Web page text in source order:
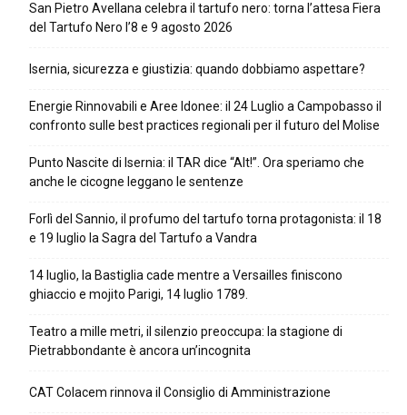
San Pietro Avellana celebra il tartufo nero: torna l’attesa Fiera
del Tartufo Nero l’8 e 9 agosto 2026
Isernia, sicurezza e giustizia: quando dobbiamo aspettare?
Energie Rinnovabili e Aree Idonee: il 24 Luglio a Campobasso il
confronto sulle best practices regionali per il futuro del Molise
Punto Nascite di Isernia: il TAR dice “Alt!”. Ora speriamo che
anche le cicogne leggano le sentenze
Forlì del Sannio, il profumo del tartufo torna protagonista: il 18
e 19 luglio la Sagra del Tartufo a Vandra
14 luglio, la Bastiglia cade mentre a Versailles finiscono
ghiaccio e mojito Parigi, 14 luglio 1789.
Teatro a mille metri, il silenzio preoccupa: la stagione di
Pietrabbondante è ancora un’incognita
CAT Colacem rinnova il Consiglio di Amministrazione